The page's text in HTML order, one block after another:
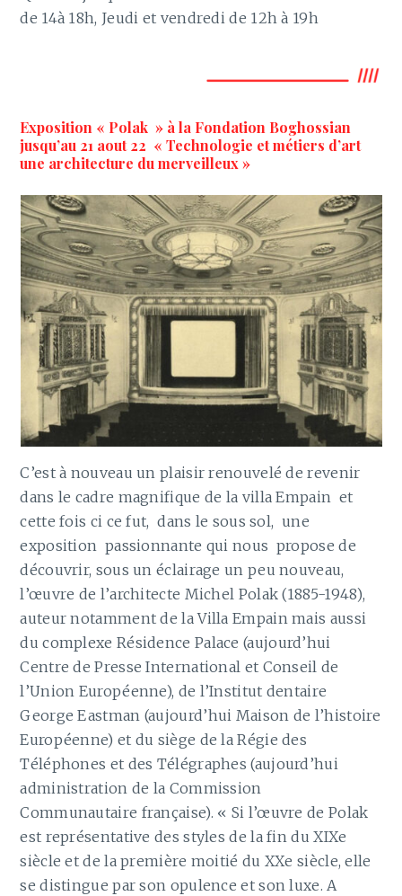
de 14à 18h, Jeudi et vendredi de 12h à 19h
Exposition « Polak » à la Fondation Boghossian
jusqu’au 21 aout 22 « Technologie et métiers d’art
une architecture du merveilleux »
C’est à nouveau un plaisir renouvelé de revenir
dans le cadre magnifique de la villa Empain et
cette fois ci ce fut, dans le sous sol, une
exposition passionnante qui nous propose de
découvrir, sous un éclairage un peu nouveau,
l’œuvre de l’architecte Michel Polak (1885-1948),
auteur notamment de la Villa Empain mais aussi
du complexe Résidence Palace (aujourd’hui
Centre de Presse International et Conseil de
l’Union Européenne), de l’Institut dentaire
George Eastman (aujourd’hui Maison de l’histoire
Européenne) et du siège de la Régie des
Téléphones et des Télégraphes (aujourd’hui
administration de la Commission
Communautaire française). « Si l’œuvre de Polak
est représentative des styles de la fin du XIXe
siècle et de la première moitié du XXe siècle, elle
se distingue par son opulence et son luxe. A